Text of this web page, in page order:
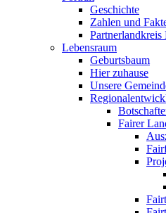
Geschichte
Zahlen und
Lebensraum
Geburtsbaum
Hier zuhause
Unsere
Fairer